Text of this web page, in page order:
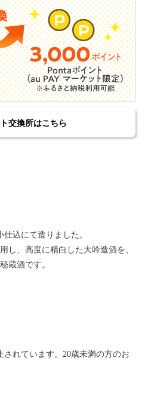
交換所はこちら
込にて造りました。
し、高度に精白した大吟造酒を、
蔵酒です。
れています。20歳未満の方のお